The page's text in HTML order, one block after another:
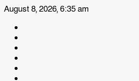
August 8, 2026, 6:35 am